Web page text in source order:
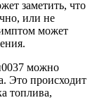
заметить, что
или не
может
можно
Это происходит
топлива,